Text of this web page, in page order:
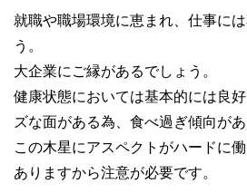
就職や職場環境に恵まれ、仕事に
う。
大企業にご縁があるでしょう。
健康状態においては基本的には良
ズな面がある為、食べ過ぎ傾向があ
この木星にアスペクトがハードに
ありますから注意が必要です。